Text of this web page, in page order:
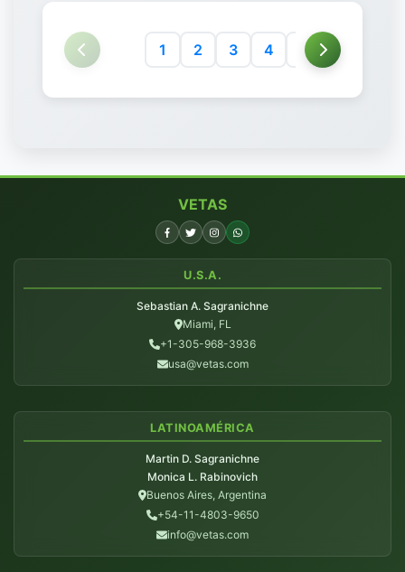
1 2 3 4 5 6
VETAS
U.S.A.
Sebastian A. Sagranichne
Miami, FL
+1-305-968-3936
usa@vetas.com
LATINOAMÉRICA
Martin D. Sagranichne
Monica L. Rabinovich
Buenos Aires, Argentina
+54-11-4803-9650
info@vetas.com